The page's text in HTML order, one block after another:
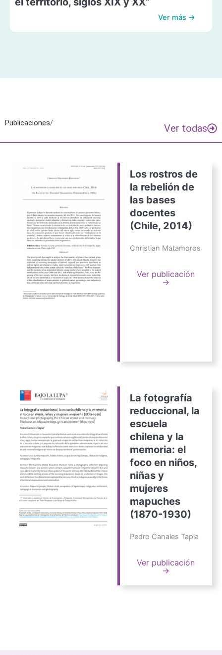
Ver más →
Publicaciones/ Ver todas
Los rostros de
la rebelión de
las bases
docentes
(Chile, 2014)
Christian Matamoros
Ver publicación
→
La fotografía
reduccional, la
escuela
chilena y la
memoria: el
foco en niños,
niñas y
mujeres
mapuches
(1870-1930)
Pedro Canales Tapia
Ver publicación
→